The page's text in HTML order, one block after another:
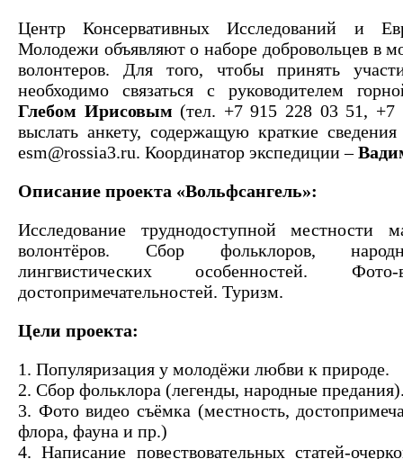
Центр Консервативных Исследований и
Молодежи объявляют о наборе добровольцев в
волонтеров. Для того, чтобы принять
необходимо связаться с руководителем
Глебом Ирисовым (тел. +7 915 228 03 51,
выслать анкету, содержащую краткие
esm@rossia3.ru. Координатор экспедиции –
Описание проекта «Вольфсангель»:
Исследование труднодоступной местности
волонтёров. Сбор фольклоров,
лингвистических особенностей.
достопримечательностей. Туризм.
Цели проекта:
1. Популяризация у молодёжи любви к природе.
2. Сбор фольклора (легенды, народные
3. Фото видео съёмка (местность,
флора, фауна и пр.)
4. Написание повествовательных статей-